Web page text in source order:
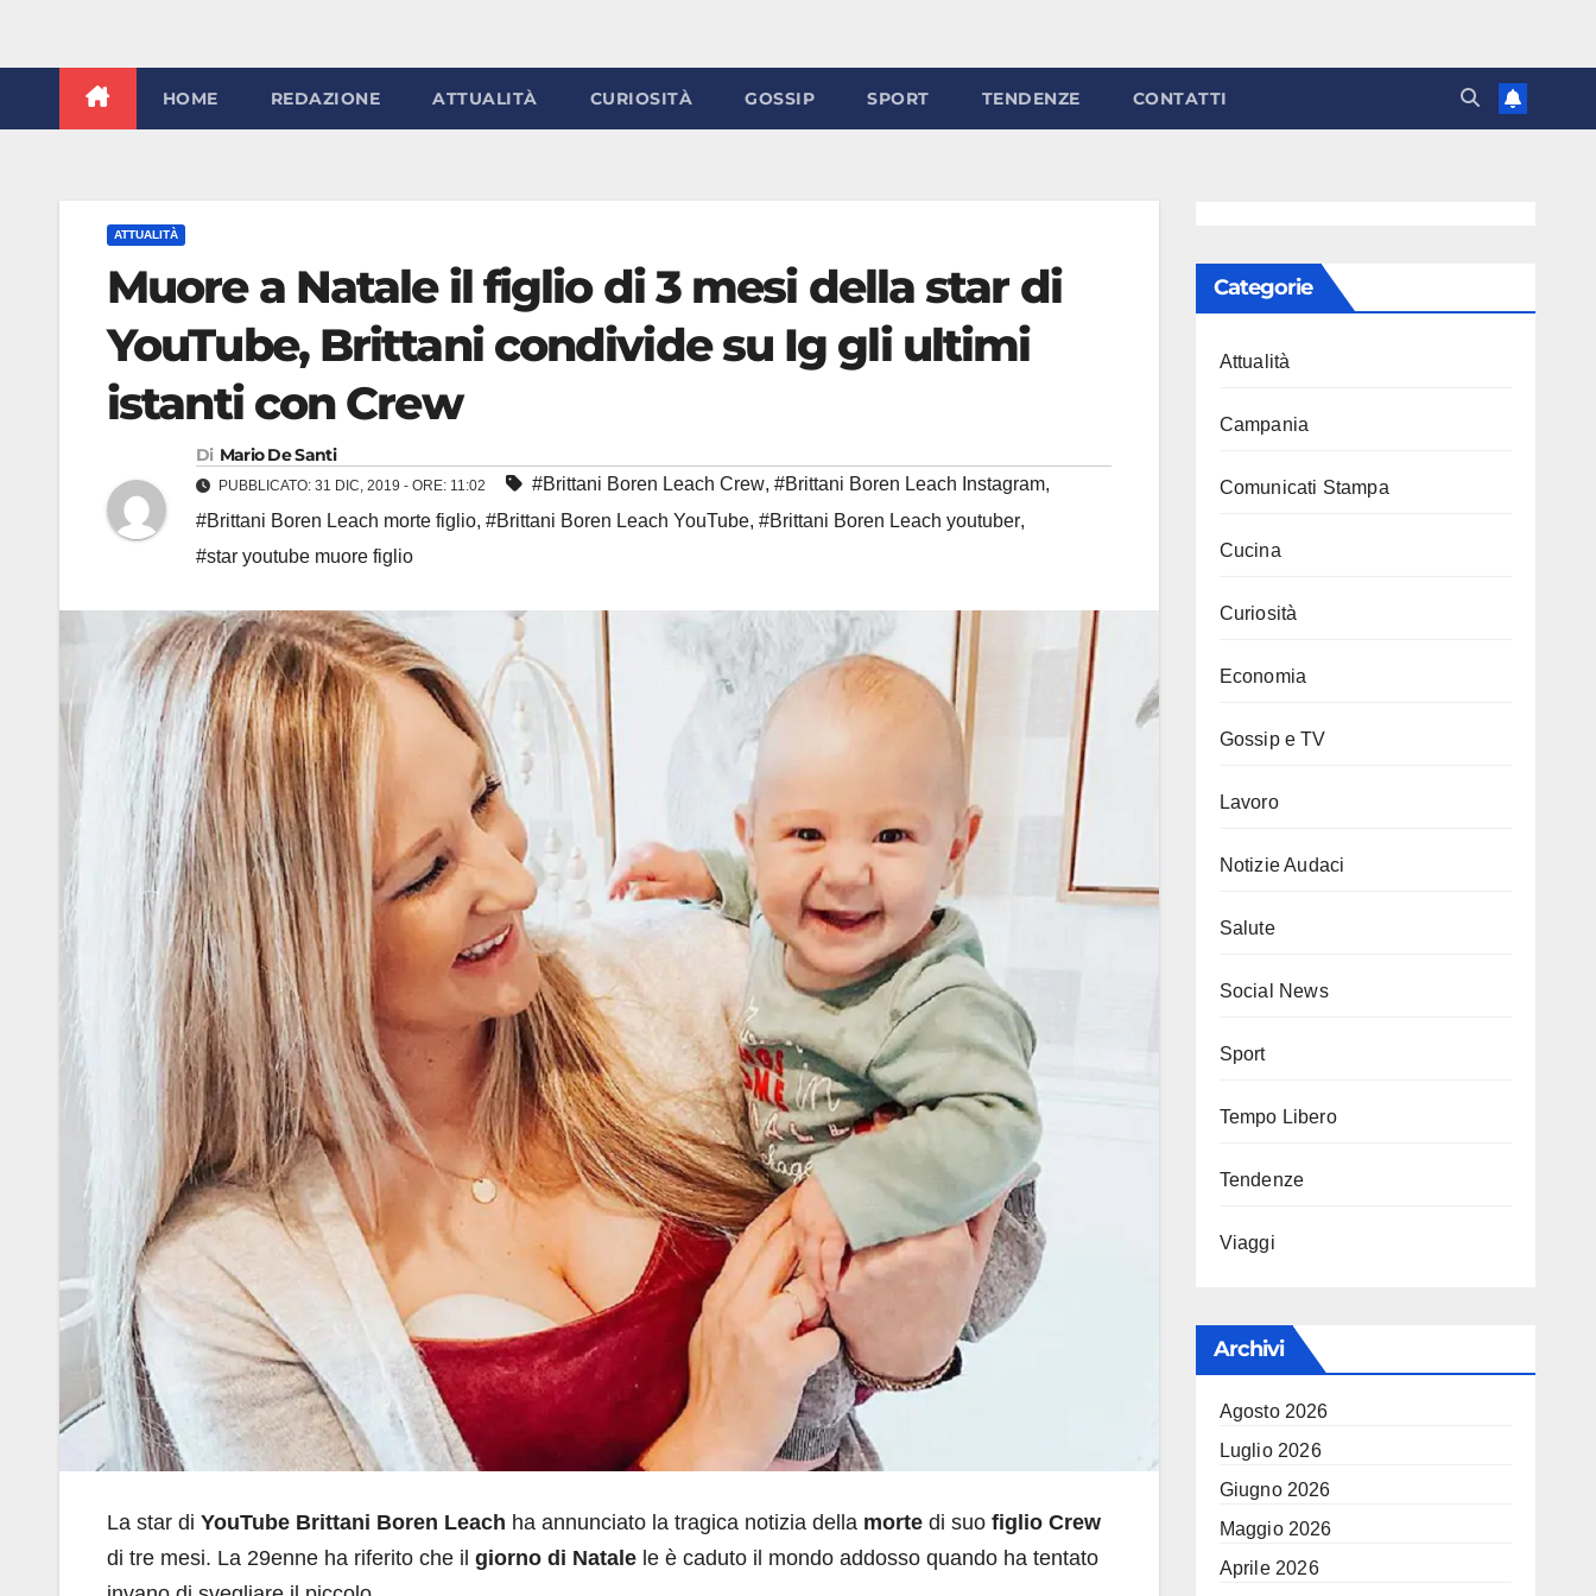
HOME REDAZIONE ATTUALITÀ CURIOSITÀ GOSSIP SPORT TENDENZE CONTATTI
ATTUALITÀ
Muore a Natale il figlio di 3 mesi della star di
YouTube, Brittani condivide su Ig gli ultimi
istanti con Crew
Di Mario De Santi
PUBBLICATO: 31 DIC, 2019 - ORE: 11:02 #Brittani Boren Leach Crew, #Brittani Boren Leach Instagram,
#Brittani Boren Leach morte figlio, #Brittani Boren Leach YouTube, #Brittani Boren Leach youtuber,
#star youtube muore figlio
La star di YouTube Brittani Boren Leach ha annunciato la tragica notizia della morte di suo figlio Crew
di tre mesi. La 29enne ha riferito che il giorno di Natale le è caduto il mondo addosso quando ha tentato
Categorie
Attualità
Campania
Comunicati Stampa
Cucina
Curiosità
Economia
Gossip e TV
Lavoro
Notizie Audaci
Salute
Social News
Sport
Tempo Libero
Tendenze
Viaggi
Archivi
Agosto 2026
Luglio 2026
Giugno 2026
Maggio 2026
Aprile 2026